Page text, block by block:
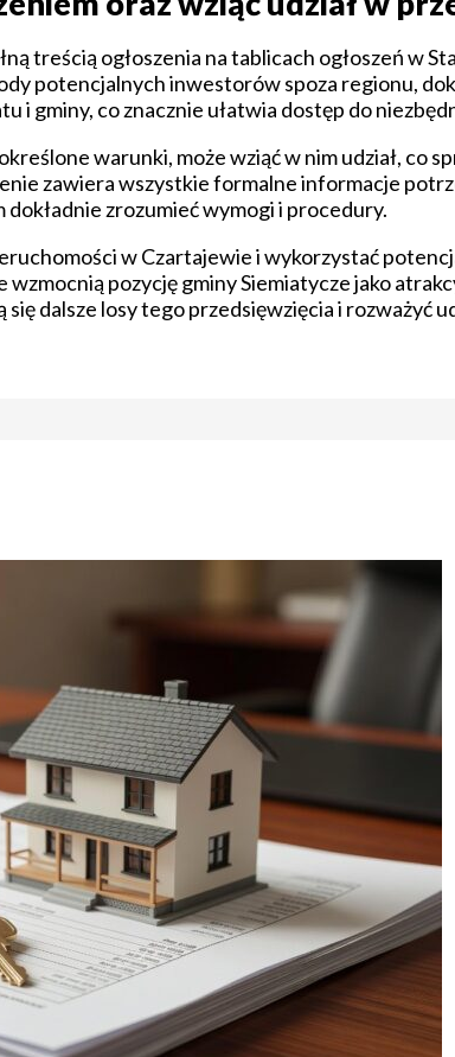
treścią ogłoszenia na tablicach ogłoszeń w
potencjalnych inwestorów spoza regionu,
gminy, co znacznie ułatwia dostęp do
warunki, może wziąć w nim udział, co
zawiera wszystkie formalne informacje
zrozumieć wymogi i procedury.
w Czartajewie i wykorzystać
pozycję gminy Siemiatycze jako
dalsze losy tego przedsięwzięcia i rozważyć